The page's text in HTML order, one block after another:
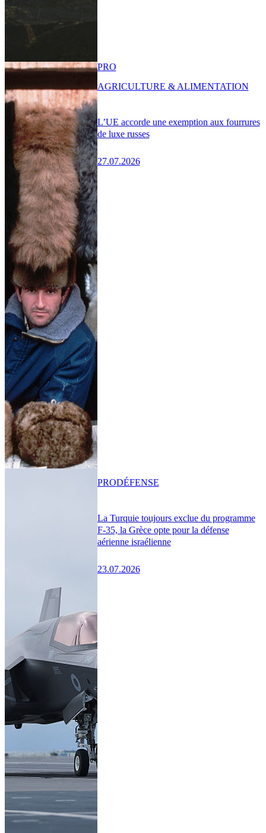
L’UE accorde une exemption aux fourrures
de luxe russes
27.07.2026
PRO
AGRICULTURE & ALIMENTATION
La Turquie toujours exclue du programme
F-35, la Grèce opte pour la défense
aérienne israélienne
23.07.2026
PRODÉFENSE